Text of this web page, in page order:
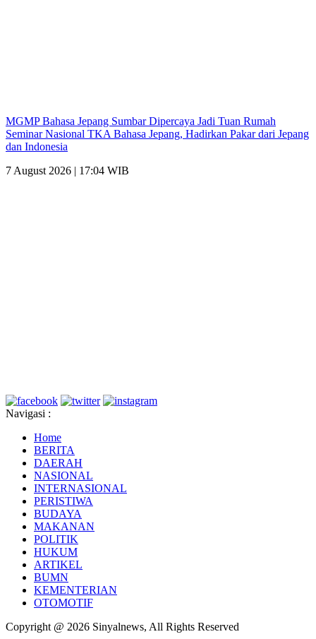
MGMP Bahasa Jepang Sumbar Dipercaya Jadi Tuan Rumah
Seminar Nasional TKA Bahasa Jepang, Hadirkan Pakar dari Jepang
dan Indonesia
7 August 2026 | 17:04 WIB
Navigasi :
Home
BERITA
DAERAH
NASIONAL
INTERNASIONAL
PERISTIWA
BUDAYA
MAKANAN
POLITIK
HUKUM
ARTIKEL
BUMN
KEMENTERIAN
OTOMOTIF
Copyright @ 2026 Sinyalnews, All Rights Reserved